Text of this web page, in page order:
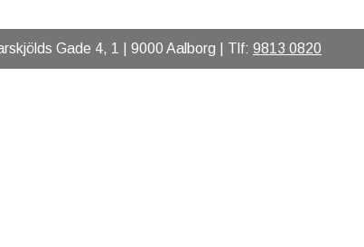
Gade 4, 1 | 9000 Aalborg | Tlf: 9813 0820